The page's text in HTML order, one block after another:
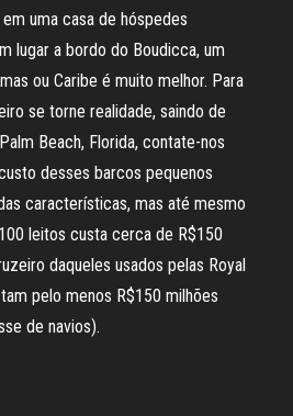
uma casa de hóspedes
lugar a bordo do Boudicca, um
ou Caribe é muito melhor. Para
se torne realidade, saindo de
Beach, Florida, contate-nos
desses barcos pequenos
características, mas até mesmo
leitos custa cerca de R$150
daqueles usados pelas Royal
pelo menos R$150 milhões
de navios).